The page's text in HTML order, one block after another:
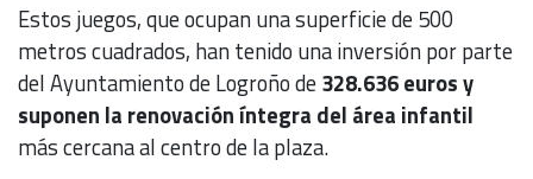
Estos juegos, que ocupan una superficie de 500
metros cuadrados, han tenido una inversión por parte
del Ayuntamiento de Logroño de328.636 euros y
suponen la renovación íntegra del área infantil
más cercana al centro de la plaza.